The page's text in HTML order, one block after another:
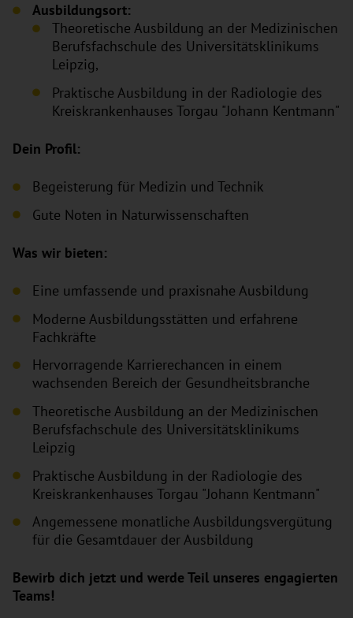
Ausbildungsort:
Theoretische Ausbildung an der Medizinischen
Berufsfachschule des Universitätsklinikums
Leipzig,
Praktische Ausbildung in der Radiologie des
Kreiskrankenhauses Torgau "Johann Kentmann"
Dein Profil:
Begeisterung für Medizin und Technik
Gute Noten in Naturwissenschaften
Was wir bieten:
Eine umfassende und praxisnahe Ausbildung
Moderne Ausbildungsstätten und erfahrene
Fachkräfte
Hervorragende Karrierechancen in einem
wachsenden Bereich der Gesundheitsbranche
Theoretische Ausbildung an der Medizinischen
Berufsfachschule des Universitätsklinikums
Leipzig
Praktische Ausbildung in der Radiologie des
Kreiskrankenhauses Torgau "Johann Kentmann"
Angemessene monatliche Ausbildungsvergütung
für die Gesamtdauer der Ausbildung
Bewirb dich jetzt und werde Teil unseres engagierten
Teams!